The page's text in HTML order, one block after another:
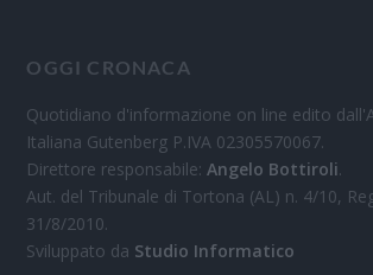
OGGI CRONACA
Quotidiano d'informazione on line edito
Italiana Gutenberg P.IVA 02305570067.
Direttore responsabile:Angelo Bottiroli.
Aut. del Tribunale di Tortona (AL) n. 4/10,
31/8/2010.
Sviluppato da Studio Informatico